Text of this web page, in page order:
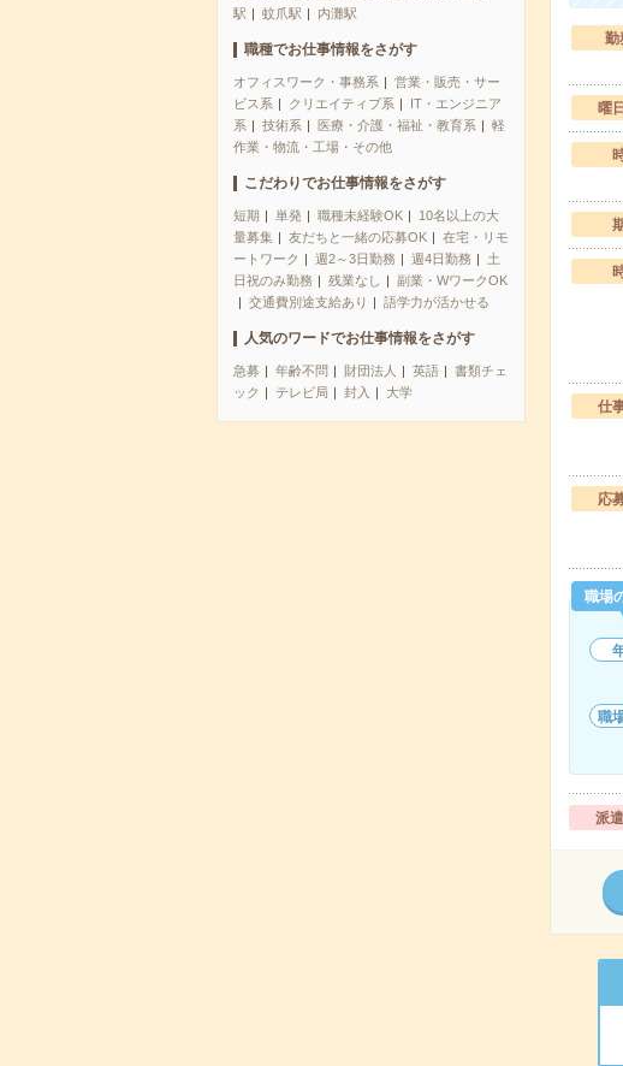
駅
蚊爪駅 内灘駅
職種でお仕事情報をさがす
オフィスワーク・事務系
営業・販売・サー
ビス系
クリエイティブ系
IT・エンジニア
系
技術系 医療・介護・福祉・教育系
軽
作業・物流・工場・その他
こだわりでお仕事情報をさがす
短期 単発 職種未経験OK
10名以上の大
量募集
友だちと一緒の応募OK
在宅・リモ
ートワーク
週2～3日勤務 週4日勤務
土
日祝のみ勤務
残業なし
副業・WワークOK
交通費別途支給あり
語学力が活かせる
人気のワードでお仕事情報をさがす
急募 年齢不問 財団法人 英語
書類チェ
ック
テレビ局 封入 大学
勤
曜
仕
応
職場
職
派